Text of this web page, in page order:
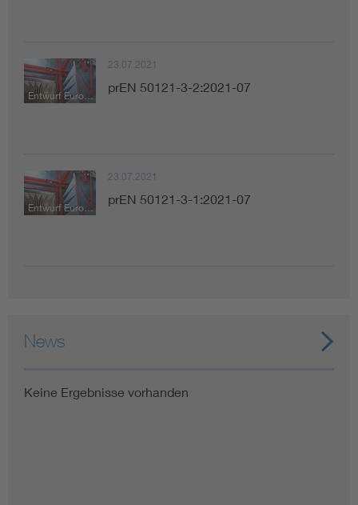
Entwurf Europäische Norm
23.07.2021
prEN 50121-3-2:2021-07
Entwurf Europäische Norm
23.07.2021
prEN 50121-3-1:2021-07
News
Keine Ergebnisse vorhanden